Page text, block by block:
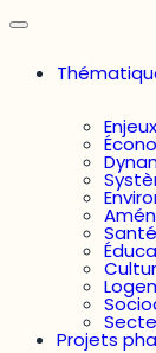
Santé
Projets